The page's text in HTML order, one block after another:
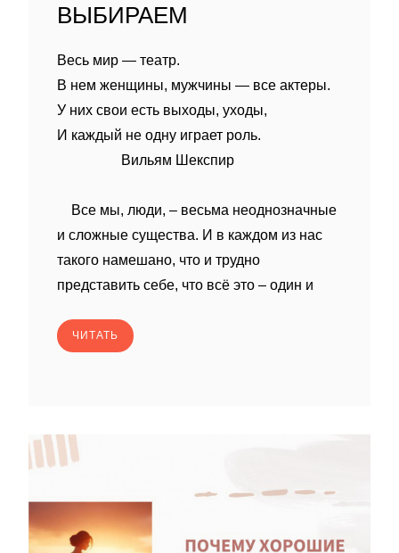
ВЫБИРАЕМ
Весь мир — театр.
В нем женщины, мужчины — все актеры.
У них свои есть выходы, уходы,
И каждый не одну играет роль.
Вильям Шекспир
Все мы, люди, – весьма неоднозначные
и сложные существа. И в каждом из нас
такого намешано, что и трудно
представить себе, что всё это – один и
ЧИТАТЬ